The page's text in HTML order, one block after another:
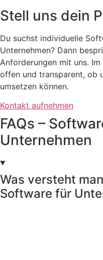
Stell uns dein
Du suchst individuelle
Unternehmen? Dann
Anforderungen mit uns.
offen und transparent, ob
umsetzen können.
Kontakt aufnehmen
FAQs –
Unternehmen
Was versteht
Software für